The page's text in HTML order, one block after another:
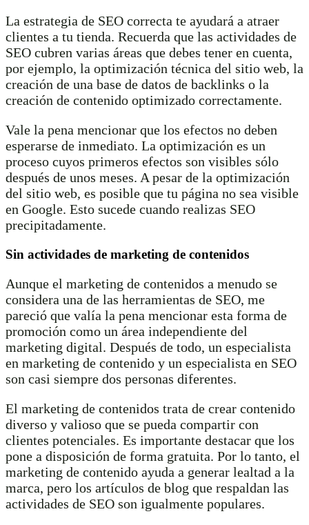
La estrategia de SEO correcta te ayudará a atraer
clientes a tu tienda. Recuerda que las actividades de
SEO cubren varias áreas que debes tener en cuenta,
por ejemplo, la optimización técnica del sitio web, la
creación de una base de datos de backlinks o la
creación de contenido optimizado correctamente.
Vale la pena mencionar que los efectos no deben
esperarse de inmediato. La optimización es un
proceso cuyos primeros efectos son visibles sólo
después de unos meses. A pesar de la optimización
del sitio web, es posible que tu página no sea visible
en Google. Esto sucede cuando realizas SEO
precipitadamente.
Sin actividades de marketing de contenidos
Aunque el marketing de contenidos a menudo se
considera una de las herramientas de SEO, me
pareció que valía la pena mencionar esta forma de
promoción como un área independiente del
marketing digital. Después de todo, un especialista
en marketing de contenido y un especialista en SEO
son casi siempre dos personas diferentes.
El marketing de contenidos trata de crear contenido
diverso y valioso que se pueda compartir con
clientes potenciales. Es importante destacar que los
pone a disposición de forma gratuita. Por lo tanto, el
marketing de contenido ayuda a generar lealtad a la
marca, pero los artículos de blog que respaldan las
actividades de SEO son igualmente populares.